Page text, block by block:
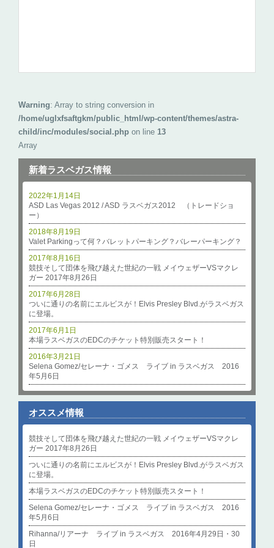
新着ラスベガス情報
ASD Las Vegas 2012 / ASD ラスベガス2012 （トレードショ
ー）
2022年1月14日
Valet Parkingって何？バレットパーキング？バレーパーキング？
2018年8月19日
競技そして団体を飛び越えた世紀の一戦 メイウェザーVSマクレ
ガー 2017年8月26日
2017年8月16日
ついに通りの名前にエルビスが！Elvis Presley Blvd.がラスベガス
に登場。
2017年6月28日
本場ラスベガスのEDCのチケット特別販売スタート！
2017年6月1日
Selena Gomez/セレーナ・ゴメス ライブ in ラスベガス 2016
年5月6日
2016年3月21日
オススメ情報
競技そして団体を飛び越えた世紀の一戦 メイウェザーVSマクレ
ガー 2017年8月26日
ついに通りの名前にエルビスが！Elvis Presley Blvd.がラスベガス
に登場。
本場ラスベガスのEDCのチケット特別販売スタート！
Selena Gomez/セレーナ・ゴメス ライブ in ラスベガス 2016
年5月6日
Rihanna/リアーナ ライブ in ラスベガス 2016年4月29日・30
日
Warning: Array to string conversion in
/home/uglxfsaftgkm/public_html/wp-content/themes/astra-
child/inc/modules/social.php on line 13
Array